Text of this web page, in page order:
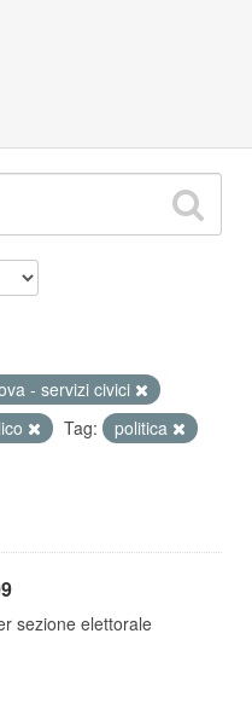
- servizi civici
Tag:
politica
sezione elettorale